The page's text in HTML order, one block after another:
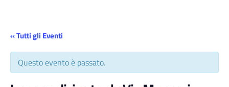
« Tutti gli Eventi
Questo evento è passato.